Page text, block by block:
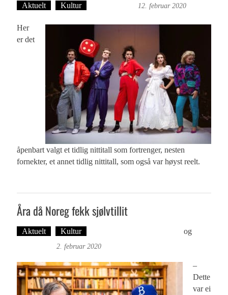
Aktuelt Kultur 12. februar 2020
Her
er det
åpenbart valgt et tidlig nittitall som fortrenger, nesten
fornekter, et annet tidlig nittitall, som også var høyst reelt.
Åra då Noreg fekk sjølvtillit
Aktuelt Kultur og
2. februar 2020
–
Dette
var ei